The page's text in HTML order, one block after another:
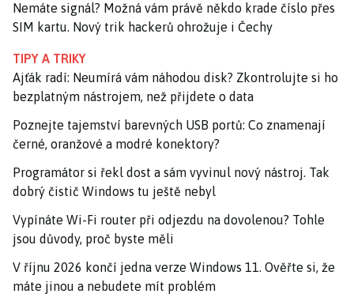
Nemáte signál? Možná vám právě někdo krade číslo přes
SIM kartu. Nový trik hackerů ohrožuje i Čechy
TIPY A TRIKY
Ajťák radí: Neumírá vám náhodou disk? Zkontrolujte si ho
bezplatným nástrojem, než přijdete o data
Poznejte tajemství barevných USB portů: Co znamenají
černé, oranžové a modré konektory?
Programátor si řekl dost a sám vyvinul nový nástroj. Tak
dobrý čistič Windows tu ještě nebyl
Vypínáte Wi-Fi router při odjezdu na dovolenou? Tohle
jsou důvody, proč byste měli
V říjnu 2026 končí jedna verze Windows 11. Ověřte si, že
máte jinou a nebudete mít problém